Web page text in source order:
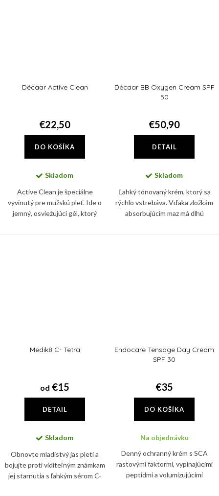
Décaar Active Clean
€22,50
DO KOŠÍKA
Skladom
Active Clean je špeciálne
vyvinutý pre mužskú pleť. Ide o
jemný, osviežujúci gél, ktorý
Décaar BB Oxygen Cream SPF
50
€50,90
DETAIL
Skladom
Ľahký tónovaný krém, ktorý sa
rýchlo vstrebáva. Vďaka zložkám
absorbujúcim maz má dlhú
Medik8 C- Tetra
od €15
DETAIL
Skladom
Obnovte mladistvý jas pleti a
bojujte proti viditeľným známkam
jej starnutia s ľahkým sérom C-
Endocare Tensage Day Cream
SPF 30
€35
DO KOŠÍKA
Na objednávku
Denný ochranný krém s SCA
rastovými faktormi, vypínajúcimi
peptidmi a volumizujúcimi